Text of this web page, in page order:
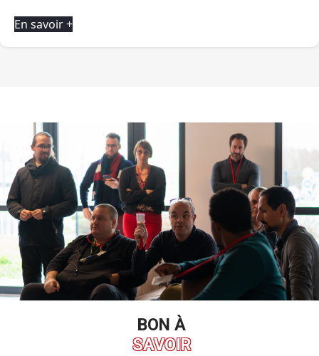
En savoir +
BON À
SAVOIR